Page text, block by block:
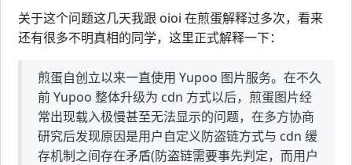
关于这个问题这几天我跟 oioi 在煎蛋解释过多次，看来
还有很多不明真相的同学，这里正式解释一下：
煎蛋自创立以来一直使用 Yupoo 图片服务。在不久
前 Yupoo 整体升级为 cdn 方式以后，煎蛋图片经
常出现载入极慢甚至无法显示的问题，在多方协商
研究后发现原因是用户自定义防盗链方式与 cdn 缓
存机制之间存在矛盾(防盗链需要事先判定，而用户